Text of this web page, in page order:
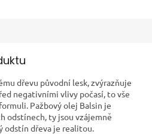
dřevu původní lesk, zvýrazňuje
negativními vlivy počasí, to vše
Pažbový olej Balsin je
odstínech, ty jsou vzájemně
odstín dřeva je realitou.